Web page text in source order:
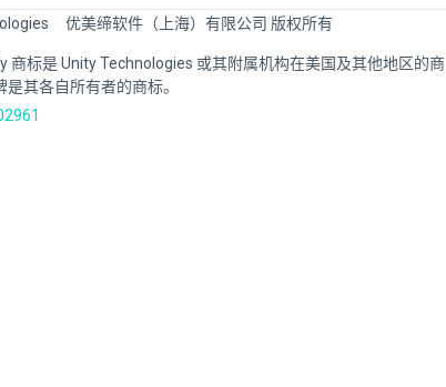
优美缔软件（上海）有限公司 版权所有
商标是 Unity Technologies 或其附属机构在美国及其他地区的商
其各自所有者的商标。